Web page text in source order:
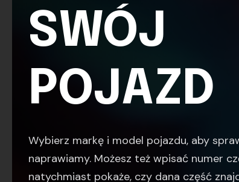
SWÓJ
POJAZD
Wybierz markę i model pojazdu, aby
naprawiamy. Możesz też wpisać numer
natychmiast pokaże, czy dana część